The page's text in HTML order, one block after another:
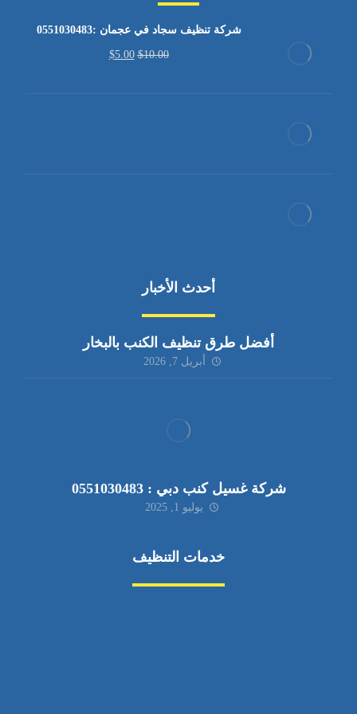
شركة تنظيف سجاد في عجمان :0551030483
$10.00
$5.00
أحدث الأخبار
أفضل طرق تنظيف الكنب بالبخار
أبريل 7, 2026
شركة غسيل كنب دبي : 0551030483
يوليو 1, 2025
خدمات التنظيف